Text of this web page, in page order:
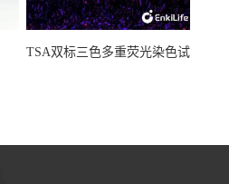
TSA双标三色多重荧光染色试